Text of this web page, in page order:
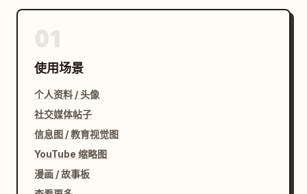
使用场景
个人资料 / 头像
社交媒体帖子
信息图 / 教育视觉图
YouTube 缩略图
漫画 / 故事板